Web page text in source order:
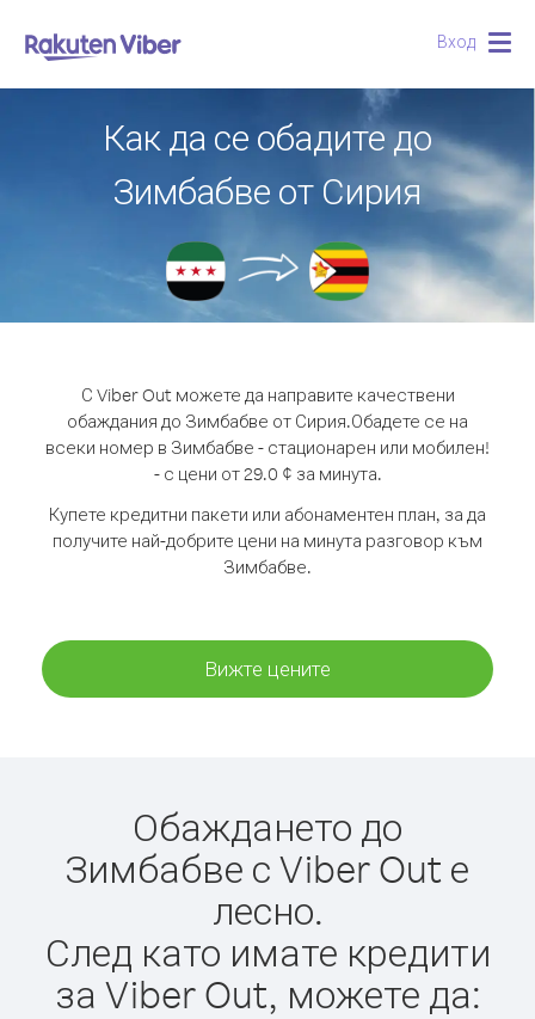
Вход
Как да се обадите до
Зимбабве от Сирия
С Viber Out можете да направите качествени
обаждания до Зимбабве от Сирия.Обадете се на
всеки номер в Зимбабве - стационарен или мобилен!
- с цени от 29.0 ¢ за минута.
Купете кредитни пакети или абонаментен план, за да
получите най-добрите цени на минута разговор към
Зимбабве.
Вижте цените
Обаждането до
Зимбабве с Viber Out е
лесно.
След като имате кредити
за Viber Out, можете да: